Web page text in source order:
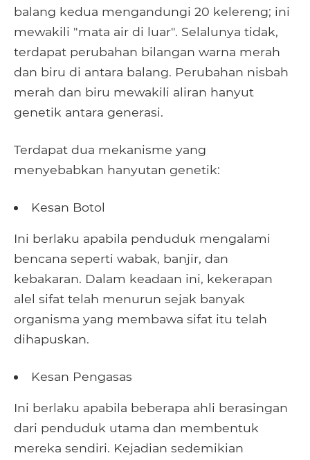
balang kedua mengandungi 20 kelereng; ini
mewakili "mata air di luar". Selalunya tidak,
terdapat perubahan bilangan warna merah
dan biru di antara balang. Perubahan nisbah
merah dan biru mewakili aliran hanyut
genetik antara generasi.
Terdapat dua mekanisme yang
menyebabkan hanyutan genetik:
Kesan Botol
Ini berlaku apabila penduduk mengalami
bencana seperti wabak, banjir, dan
kebakaran. Dalam keadaan ini, kekerapan
alel sifat telah menurun sejak banyak
organisma yang membawa sifat itu telah
dihapuskan.
Kesan Pengasas
Ini berlaku apabila beberapa ahli berasingan
dari penduduk utama dan membentuk
mereka sendiri. Kejadian sedemikian